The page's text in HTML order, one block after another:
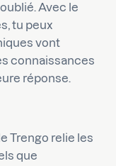
Avec le
tu peux
vont
connaissances
réponse.
Trengo relie les
que